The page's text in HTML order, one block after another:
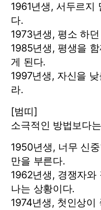
1961년생, 서두르지
다.
1973년생, 평소 하
1985년생, 평생을
게 된다.
1997년생, 자신을
라.
[범띠]
소극적인 방법보다
1950년생, 너무 신
만을 부른다.
1962년생, 경쟁자와
나는 상황이다.
1974년생, 첫인상이